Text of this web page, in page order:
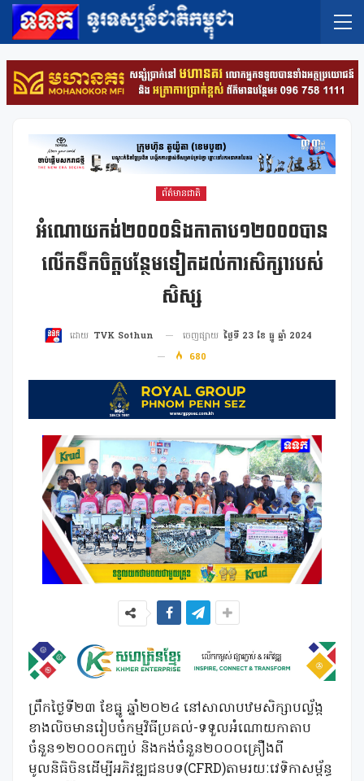
ព័ត៌មានជាតិ
អំណោយកង់២០០០និងកាតាប១២០០០បាន
លើកទឹកចិត្ដបន្ថែមទៀតដល់ការសិក្សារបស់
សិស្ស
ដោយ TVK Sothun ចេញផ្សាយ ថ្ងៃទី 23 ខែ ធ្នូ ឆ្នាំ 2024
680
ព្រឹកថ្ងៃទី២៣ ខែធ្នូ ឆ្នាំ២០២៤ នៅសាលាបឋមសិក្សាបល្ល័ង្ក
ខាងលិចមានរៀបចំកម្មវិធីប្រគល់-ទទួលអំណោយកាតាប
ចំនួន១២០០០កញ្ចប់ និងកង់ចំនួន២០០០គ្រឿងពី
មូលនិធិចិនដើម្បីអភិវឌ្ឍជនបទ(CFRD)តាមរយៈវេទិកាសម្ព័ន្ធ